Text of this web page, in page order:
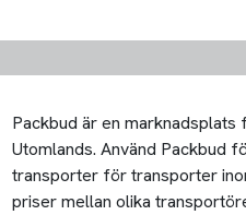
Packbud är en
Utomlands. Använd Packbud
transporter för transporter
priser mellan olika